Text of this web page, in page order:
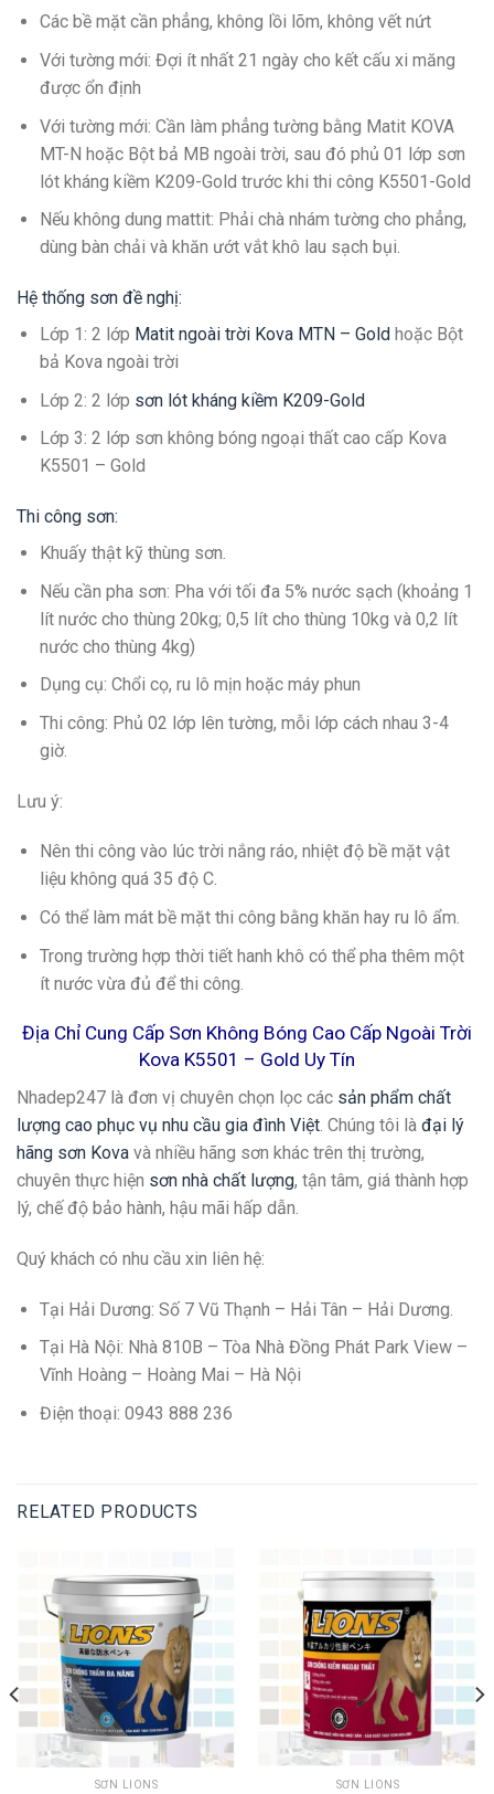
Các bề mặt cần phẳng, không lồi lõm, không vết nứt
Với tường mới: Đợi ít nhất 21 ngày cho kết cấu xi măng
được ổn định
Với tường mới: Cần làm phẳng tường bằng Matit KOVA
MT-N hoặc Bột bả MB ngoài trời, sau đó phủ 01 lớp sơn
lót kháng kiềm K209-Gold trước khi thi công K5501-Gold
Nếu không dung mattit: Phải chà nhám tường cho phẳng,
dùng bàn chải và khăn ướt vắt khô lau sạch bụi.
Hệ thống sơn đề nghị:
Lớp 1: 2 lớp Matit ngoài trời Kova MTN – Goldhoặc Bột
bả Kova ngoài trời
Lớp 2: 2 lớp sơn lót kháng kiềm K209-Gold
Lớp 3: 2 lớp sơn không bóng ngoại thất cao cấp Kova
K5501 – Gold
Thi công sơn:
Khuấy thật kỹ thùng sơn.
Nếu cần pha sơn: Pha với tối đa 5% nước sạch (khoảng 1
lít nước cho thùng 20kg; 0,5 lít cho thùng 10kg và 0,2 lít
nước cho thùng 4kg)
Dụng cụ: Chổi cọ, ru lô mịn hoặc máy phun
Thi công: Phủ 02 lớp lên tường, mỗi lớp cách nhau 3-4
giờ.
Lưu ý:
Nên thi công vào lúc trời nắng ráo, nhiệt độ bề mặt vật
liệu không quá 35 độ C.
Có thể làm mát bề mặt thi công bằng khăn hay ru lô ẩm.
Trong trường hợp thời tiết hanh khô có thể pha thêm một
ít nước vừa đủ để thi công.
Địa Chỉ Cung Cấp Sơn Không Bóng Cao Cấp Ngoài Trời
Kova K5501 – Gold Uy Tín
Nhadep247 là đơn vị chuyên chọn lọc các sản phẩm chất
lượng cao phục vụ nhu cầu gia đình Việt. Chúng tôi là đại lý
hãng sơn Kova và nhiều hãng sơn khác trên thị trường,
chuyên thực hiện sơn nhà chất lượng, tận tâm, giá thành hợp
lý, chế độ bảo hành, hậu mãi hấp dẫn.
Quý khách có nhu cầu xin liên hệ:
Tại Hải Dương: Số 7 Vũ Thạnh – Hải Tân – Hải Dương.
Tại Hà Nội: Nhà 810B – Tòa Nhà Đồng Phát Park View –
Vĩnh Hoàng – Hoàng Mai – Hà Nội
Điện thoại: 0943 888 236
RELATED PRODUCTS
SƠN LIONS SƠN LIONS